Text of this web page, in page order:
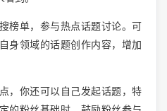
榜单，参与热点话题讨论。可
身领域的话题创作内容，增加
，你还可以自己发起话题，特